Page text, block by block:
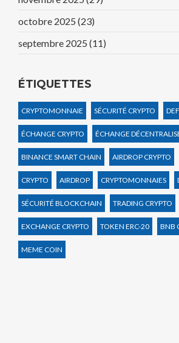
octobre 2025 (23)
septembre 2025 (11)
ÉTIQUETTES
CRYPTOMONNAIE SÉCURITÉ CRYPTO
ÉCHANGE CRYPTO ÉCHANGE
BINANCE SMART CHAIN AIRDROP CRYPTO
CRYPTO AIRDROP CRYPTOMONNAIES
SÉCURITÉ BLOCKCHAIN TRADING CRYPTO
EXCHANGE CRYPTO TOKEN ERC-20 BNB
MEME COIN